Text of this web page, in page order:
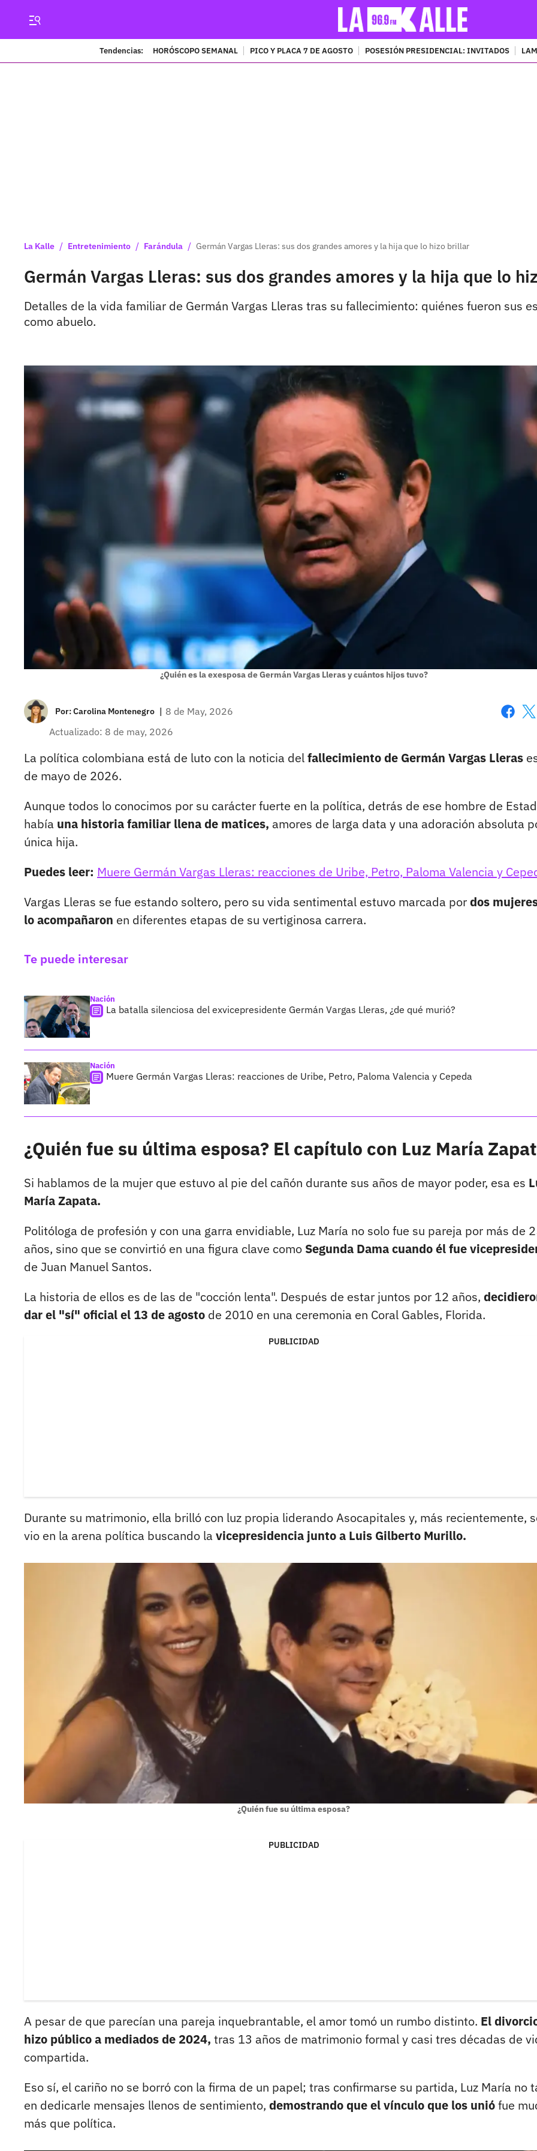
Tendencias: HORÓSCOPO SEMANAL PICO Y PLACA 7 DE AGOSTO POSESIÓN PRESIDENCIAL: INVITADOS
La Kalle / Entretenimiento / Farándula / Germán Vargas Lleras: sus dos grandes amores y la hija que lo hizo brillar
Germán Vargas Lleras: sus dos grandes amores y la hija que lo
Detalles de la vida familiar de Germán Vargas Lleras tras su fallecimiento: quiénes fueron sus
como abuelo.
¿Quién es la exesposa de Germán Vargas Lleras y cuántos hijos tuvo?
Por:Carolina Montenegro | 8 de May, 2026
Actualizado: 8 de may, 2026
La política colombiana está de luto con la noticia delfallecimiento de Germán Vargas Lleras
de mayo de 2026.
Aunque todos lo conocimos por su carácter fuerte en la política, detrás de ese hombre de
había una historia familiar llena de matices, amores de larga data y una adoración absoluta
única hija.
Puedes leer: Muere Germán Vargas Lleras: reacciones de Uribe, Petro, Paloma Valencia y
Vargas Lleras se fue estando soltero, pero su vida sentimental estuvo marcada pordos
lo acompañaron en diferentes etapas de su vertiginosa carrera.
Te puede interesar
Nación
La batalla silenciosa del exvicepresidente Germán Vargas Lleras, ¿de qué murió?
Nación
Muere Germán Vargas Lleras: reacciones de Uribe, Petro, Paloma Valencia y Cepeda
¿Quién fue su última esposa? El capítulo con Luz María
Si hablamos de la mujer que estuvo al pie del cañón durante sus años de mayor poder, esa es
María Zapata.
Politóloga de profesión y con una garra envidiable, Luz María no solo fue su pareja por más de
años, sino que se convirtió en una figura clave como Segunda Dama cuando él fue
de Juan Manuel Santos.
La historia de ellos es de las de "cocción lenta". Después de estar juntos por 12 años,
dar el "sí" oficial el 13 de agosto de 2010 en una ceremonia en Coral Gables, Florida.
PUBLICIDAD
Durante su matrimonio, ella brilló con luz propia liderando Asocapitales y, más recientemente,
vio en la arena política buscando la vicepresidencia junto a Luis Gilberto Murillo.
¿Quién fue su última esposa?
PUBLICIDAD
A pesar de que parecían una pareja inquebrantable, el amor tomó un rumbo distinto. El
hizo público a mediados de 2024, tras 13 años de matrimonio formal y casi tres décadas de
compartida.
Eso sí, el cariño no se borró con la firma de un papel; tras confirmarse su partida, Luz María no
en dedicarle mensajes llenos de sentimiento, demostrando que el vínculo que los uniófue
más que política.